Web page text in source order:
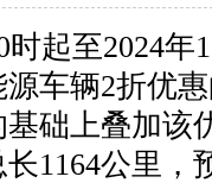
起至2024年
车辆2折优
础上叠加该
1164公里，